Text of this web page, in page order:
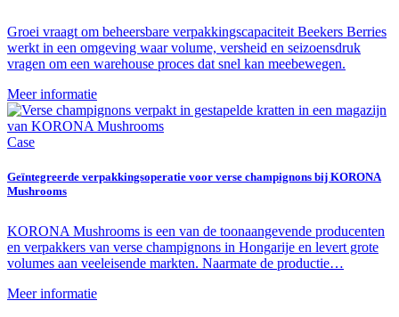
Groei vraagt om beheersbare verpakkingscapaciteit Beekers Berries
werkt in een omgeving waar volume, versheid en seizoensdruk
vragen om een warehouse proces dat snel kan meebewegen.
Meer informatie
Case
Geïntegreerde verpakkingsoperatie voor verse champignons bij KORONA
Mushrooms
KORONA Mushrooms is een van de toonaangevende producenten
en verpakkers van verse champignons in Hongarije en levert grote
volumes aan veeleisende markten. Naarmate de productie…
Meer informatie